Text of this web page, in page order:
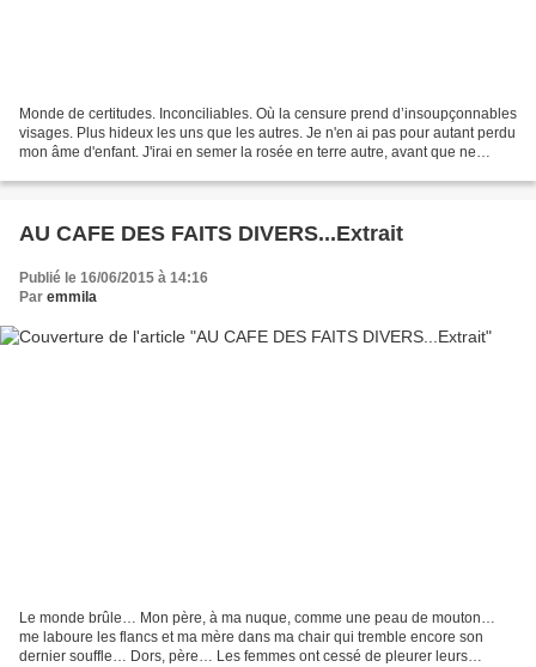
Monde de certitudes. Inconciliables. Où la censure prend d’insoupçonnables
visages. Plus hideux les uns que les autres. Je n'en ai pas pour autant perdu
mon âme d'enfant. J'irai en semer la rosée en terre autre, avant que ne
AU CAFE DES FAITS DIVERS...Extrait
Publié le 16/06/2015 à 14:16
Par emmila
Le monde brûle… Mon père, à ma nuque, comme une peau de mouton…
me laboure les flancs et ma mère dans ma chair qui tremble encore son
dernier souffle… Dors, père… Les femmes ont cessé de pleurer leurs